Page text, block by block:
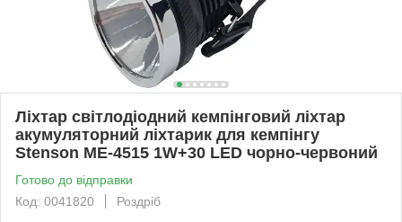
Ліхтар світлодіодний кемпінговий ліхтар
акумуляторний ліхтарик для кемпінгу
Stenson ME-4515 1W+30 LED чорно-червоний
Готово до відправки
Код: 0041820
Роздріб